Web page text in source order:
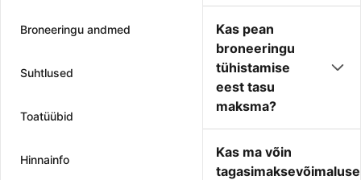
Broneeringu andmed
Suhtlused
Toatüübid
Hinnainfo
Kas pean
broneeringu
tühistamise
eest tasu
maksma?
Kas ma võin